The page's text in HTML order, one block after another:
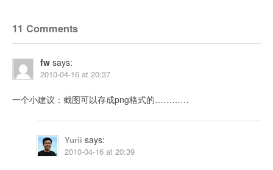
11 Comments
fw says:
2010-04-16 at 20:37
一个小建议：截图可以存成png格式的…………
Yurii says:
2010-04-16 at 20:39